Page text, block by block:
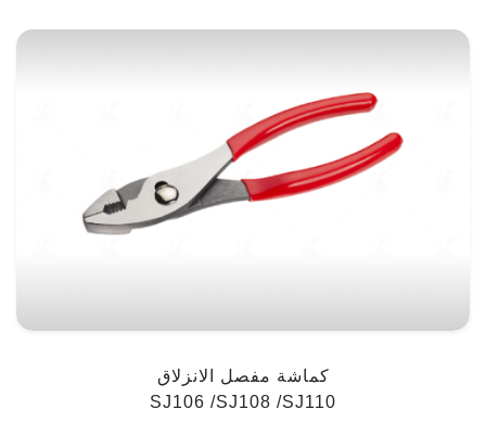
كماشة مفصل الانزلاق
SJ106 /SJ108 /SJ110